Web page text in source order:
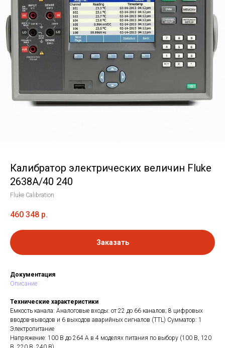
Калибратор электрических величин Fluke
2638A/40 240
Fluke Calibration
460 348 р.
Заказать
Документация
Описание
Технические характеристики
Емкость канала: Аналоговые входы: от 22 до 66 каналов; 8 цифровых
вводов-выводов и 6 выходов аварийных сигналов (TTL) Сумматор: 1
Электропитание
Напряжение: 100 В до 264 А в 4 моделях питания по выбору (100 В, 120